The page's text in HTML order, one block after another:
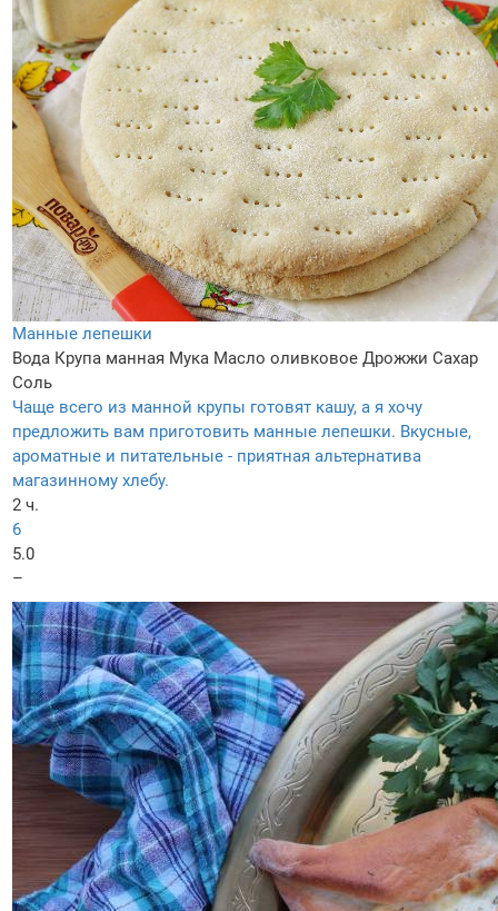
Манные лепешки
Вода Крупа манная Мука Масло оливковое Дрожжи Сахар
Соль
Чаще всего из манной крупы готовят кашу, а я хочу
предложить вам приготовить манные лепешки. Вкусные,
ароматные и питательные - приятная альтернатива
магазинному хлебу.
2 ч.
6
5.0
–